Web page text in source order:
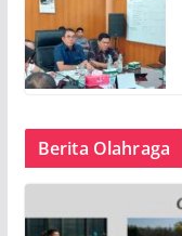
Berita Olahraga